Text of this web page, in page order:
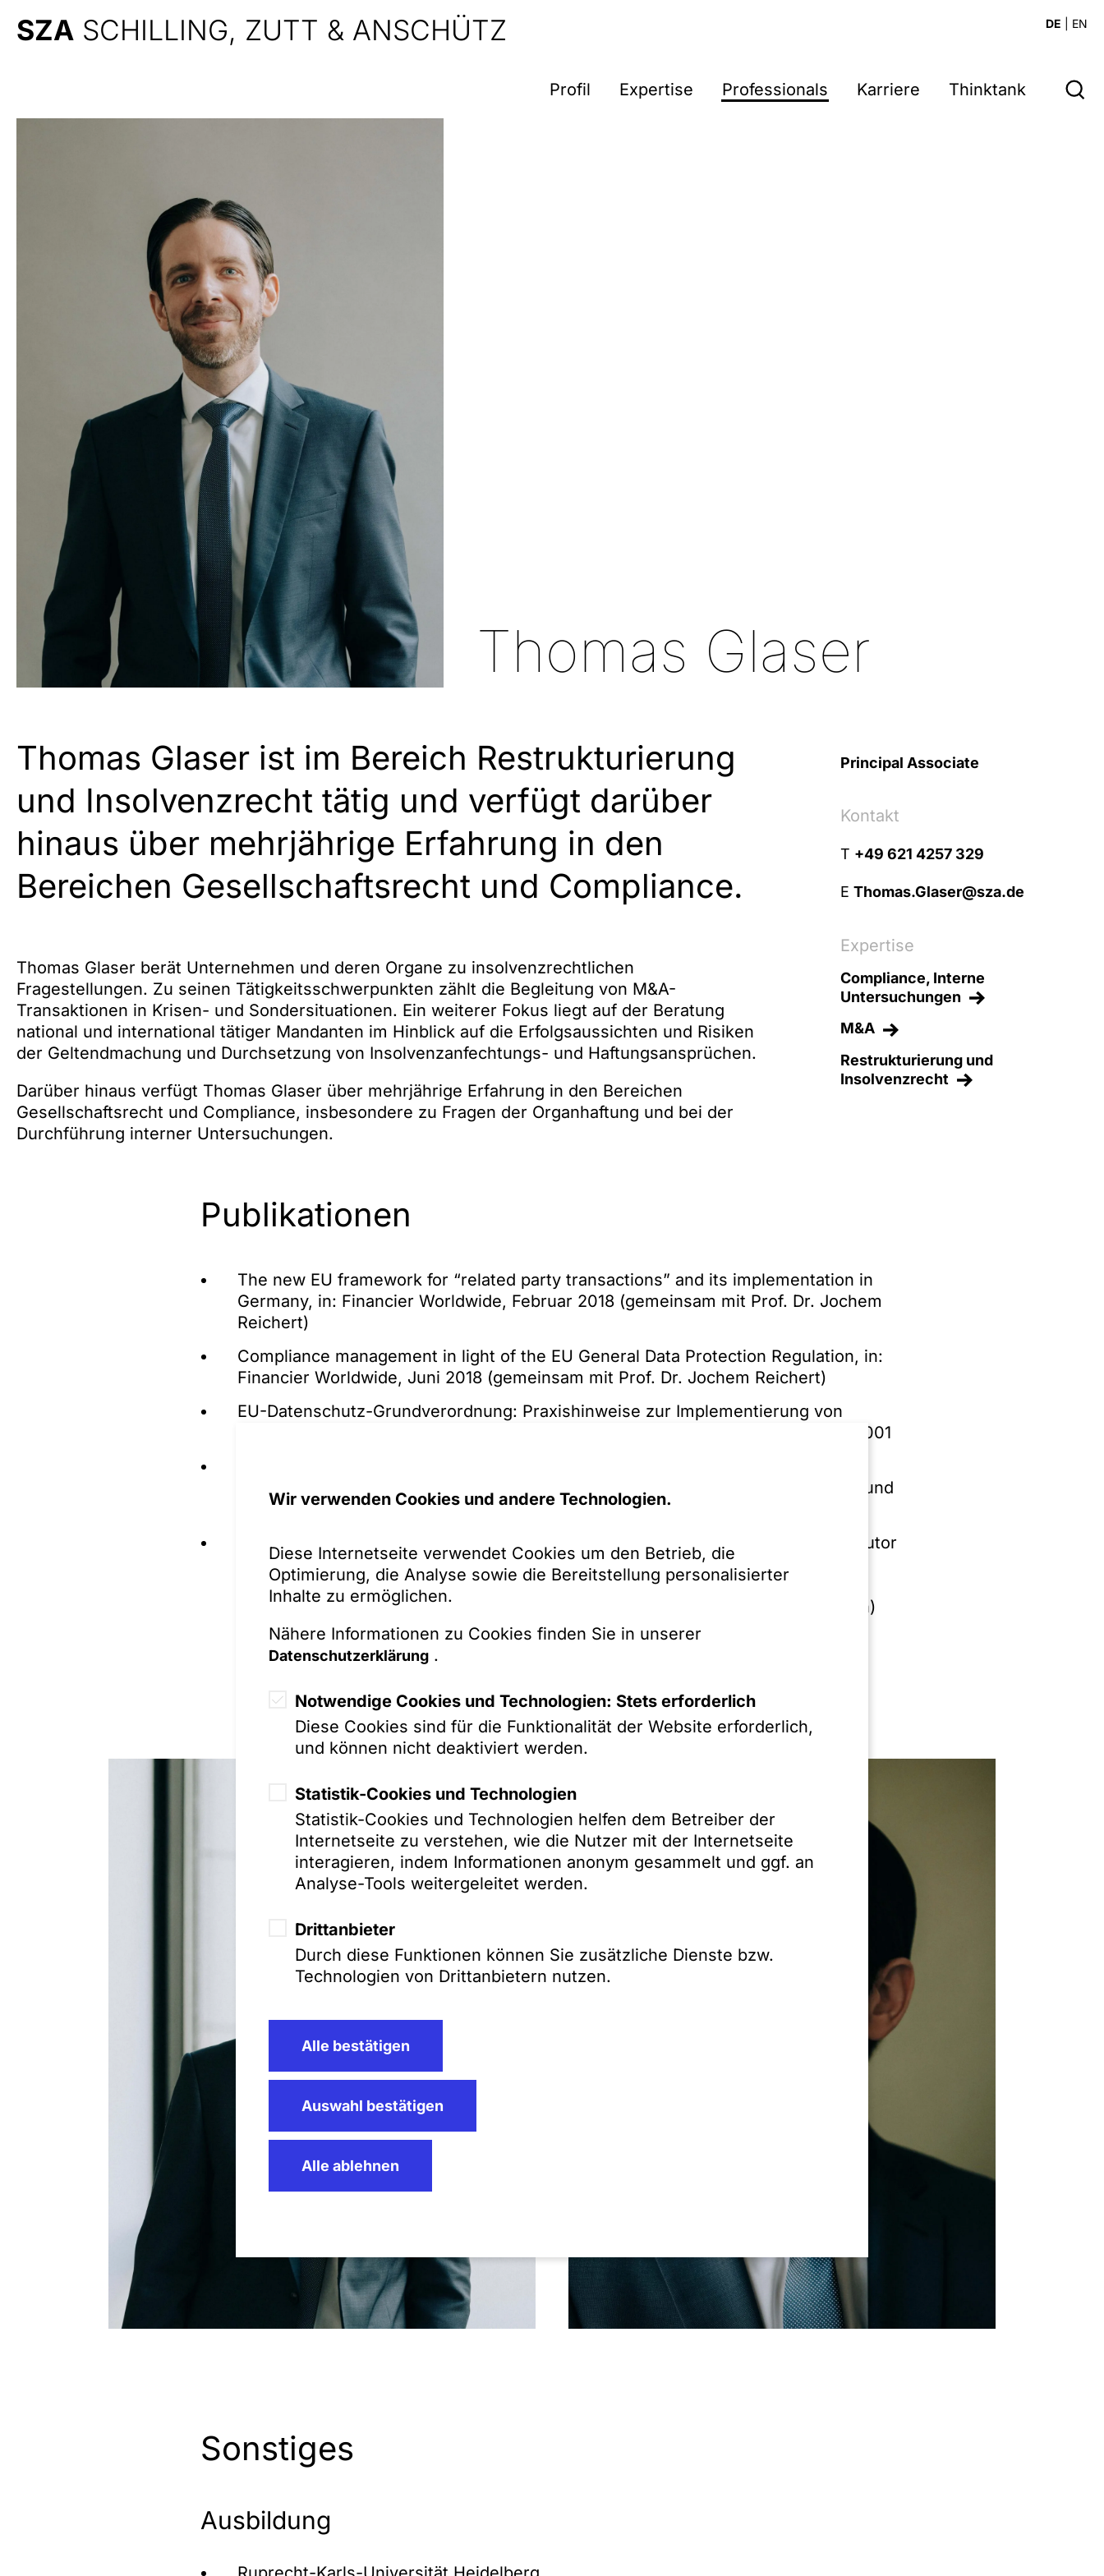
Wir verwenden Cookies und andere Technologien.
Diese Internetseite verwendet Cookies um den Betrieb, die
Optimierung, die Analyse sowie die Bereitstellung personalisierter
Inhalte zu ermöglichen.
Nähere Informationen zu Cookies finden Sie in unserer
Datenschutzerklärung .
Notwendige Cookies und Technologien: Stets erforderlich
Diese Cookies sind für die Funktionalität der Website erforderlich,
und können nicht deaktiviert werden.
Statistik-Cookies und Technologien
Statistik-Cookies und Technologien helfen dem Betreiber der
Internetseite zu verstehen, wie die Nutzer mit der Internetseite
interagieren, indem Informationen anonym gesammelt und ggf. an
Analyse-Tools weitergeleitet werden.
Drittanbieter
Durch diese Funktionen können Sie zusätzliche Dienste bzw.
Technologien von Drittanbietern nutzen.
Alle bestätigen
Auswahl bestätigen
Alle ablehnen
SZA SCHILLING, ZUTT & ANSCHÜTZ DE EN
Profil Expertise Professionals Karriere Thinktank
Thomas Glaser
Thomas Glaser ist im Bereich Restrukturierung
und Insolvenzrecht tätig und verfügt darüber
hinaus über mehrjährige Erfahrung in den
Bereichen Gesellschaftsrecht und Compliance.
Thomas Glaser berät Unternehmen und deren Organe zu insolvenzrechtlichen
Fragestellungen. Zu seinen Tätigkeitsschwerpunkten zählt die Begleitung von M&A-
Transaktionen in Krisen- und Sondersituationen. Ein weiterer Fokus liegt auf der Beratung
national und international tätiger Mandanten im Hinblick auf die Erfolgsaussichten und Risiken
der Geltendmachung und Durchsetzung von Insolvenzanfechtungs- und Haftungsansprüchen.
Darüber hinaus verfügt Thomas Glaser über mehrjährige Erfahrung in den Bereichen
Gesellschaftsrecht und Compliance, insbesondere zu Fragen der Organhaftung und bei der
Durchführung interner Untersuchungen.
Principal Associate
Kontakt
T +49 621 4257 329
EThomas.Glaser@sza.de
Expertise
Compliance, Interne
Untersuchungen
M&A
Restrukturierung und
Insolvenzrecht
Publikationen
The new EU framework for “related party transactions” and its implementation in
Germany, in: Financier Worldwide, Februar 2018 (gemeinsam mit Prof. Dr. Jochem
Reichert)
Compliance management in light of the EU General Data Protection Regulation, in:
Financier Worldwide, Juni 2018 (gemeinsam mit Prof. Dr. Jochem Reichert)
EU-Datenschutz-Grundverordnung: Praxishinweise zur Implementierung von
Datenschutz-Management-Systemen in Unternehmen, in: GmbHR 2018, 993 - 1001
Practice Guide 2019 (gemeinsam mit Prof. Dr. Jochem Reichert, Dr. Heino Rück und
Stefan Mendelin)
Beck´sche Online-Formulare IT- und Datenrecht, 11. Ed., München 2022; darin Autor
der Formulare 2.23.1 Übertragung von Kundendaten bei einem Asset Deal, 2.24
Offenlegung von Kundendaten bei einem Share Deal (Due Diligence), 2.25
Datenschutzrechtliche Garantieklausel bei einem Share-Deal (hier: Kundendaten)
und 2.26 Datenschutzrechtliche Garantieklausel bei einem Asset-Deal (hier:
Kundendaten).
Sonstiges
Ausbildung